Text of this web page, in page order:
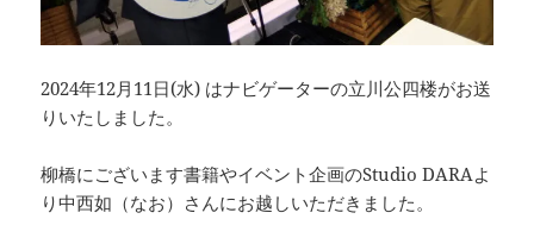
2024年12月11日(水) はナビゲーターの立川公四楼がお送
りいたしました。
柳橋にございます書籍やイベント企画のStudio DARAよ
り中西如（なお）さんにお越しいただきました。